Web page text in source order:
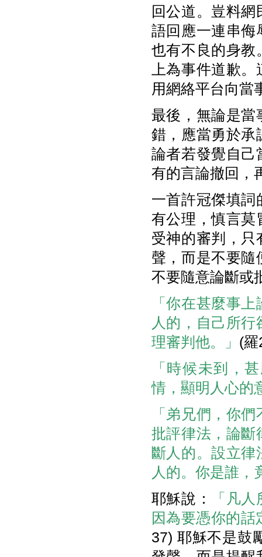
回公道。豈料
語回應一連串侮
也有不良的身教
上為事件道歉
用網絡平台向當
最後，無論是當
錯，應當勇於承
論者若發覺自己
有的言論撤回，
一首許冠傑填詞
有公理，慎言莫
受神的審判，只
聲，而是不要隨
不要隨意論斷或
「你在甚麼事
人的，自己所
理審判他。」 (
「時候未到，
情，顯明人心的
「弟兄們，你
批評律法，論斷
斷人的。設立
人的。你是誰，
耶穌說：
「凡
因為要憑你的
37) 耶穌不是鼓